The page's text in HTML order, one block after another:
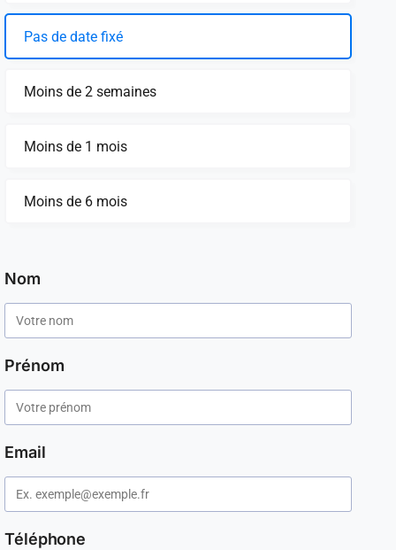
Pas de date fixé
Moins de 2 semaines
Moins de 1 mois
Moins de 6 mois
Nom
Prénom
Email
Téléphone